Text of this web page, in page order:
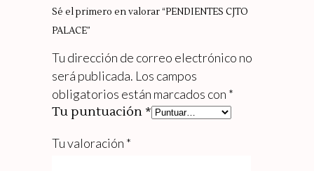
Sé el primero en valorar “PENDIENTES CJTO
PALACE”
Tu dirección de correo electrónico no
será publicada. Los campos
obligatorios están marcados con *
Tu puntuación *
Tu valoración *